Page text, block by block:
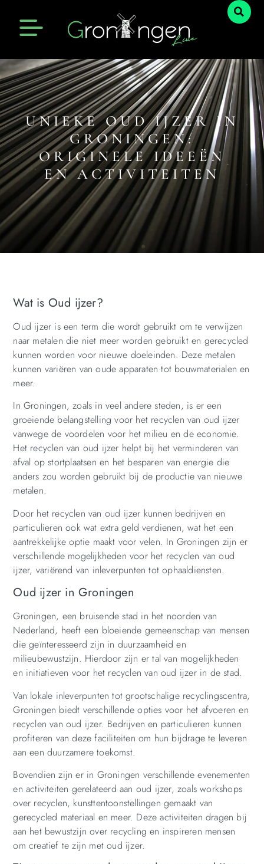
UNIEKE OUD IJZER IN
GRONINGEN:
ORIGINELE IDEEËN
EN ACTIVITEITEN
Wat is Oud ijzer?
Oud ijzer is een term die wordt gebruikt om te verwijzen
naar metalen die niet meer worden gebruikt en gerecycled
kunnen worden voor nieuwe doeleinden. Deze metalen
kunnen variëren van oude apparaten tot bouwmaterialen en
meer.
In Groningen, zoals in veel andere steden, is er een
groeiende belangstelling voor het recyclen van oud ijzer
vanwege de voordelen voor het milieu en de economie.
Het recyclen van oud ijzer helpt bij het verminderen van
afval op stortplaatsen en het besparen van energie die
anders zou worden gebruikt bij de productie van nieuwe
metalen.
Door het recyclen van oud ijzer kunnen bedrijven en
particulieren ook wat extra geld verdienen, wat het een
aantrekkelijke optie maakt voor velen. In Groningen zijn er
verschillende mogelijkheden voor het recyclen van oud
ijzer, variërend van inleverpunten tot ophaaldiensten.
Oud ijzer in Groningen
Groningen, een bruisende stad in het noorden van
Nederland, heeft een bloeiende gemeenschap van mensen
die geïnteresseerd zijn in duurzaamheid en
milieubewustzijn. Hierdoor zijn er tal van mogelijkheden
en initiatieven voor het recyclen van oud ijzer in de stad.
Van lokale inleverpunten tot grootschalige recyclingscentra,
Groningen biedt verschillende opties voor het afvoeren en
recyclen van oud ijzer. Bedrijven en particulieren kunnen
profiteren van deze faciliteiten om hun bijdrage te leveren
aan een duurzamere toekomst.
Bovendien zijn er in Groningen verschillende evenementen
en activiteiten gerelateerd aan oud ijzer, zoals workshops
over recyclen, kunsttentoonstellingen gemaakt van
gerecycled materiaal en meer. Deze activiteiten dragen bij
aan het bewustzijn over recycling en inspireren mensen
om creatief te zijn met oud ijzer.